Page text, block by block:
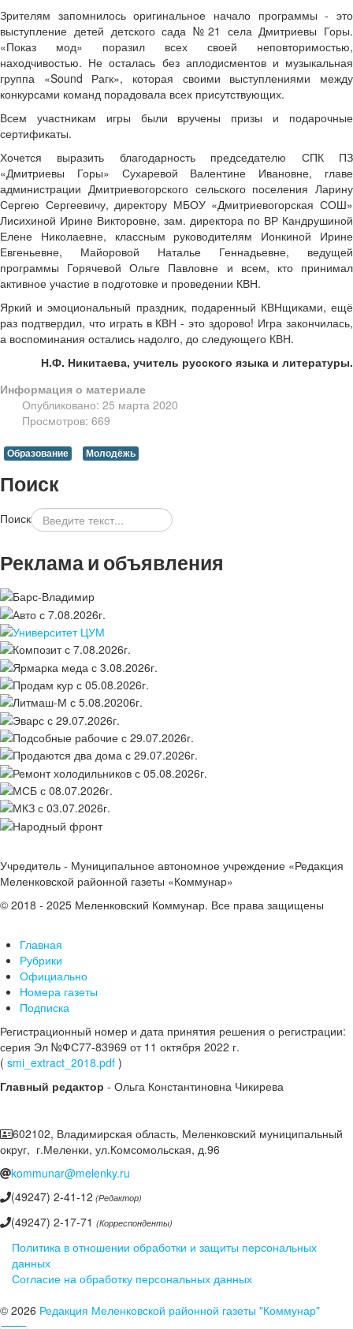
Зрителям запомнилось оригинальное начало программы - это
выступление детей детского сада №21 села Дмитриевы Горы.
«Показ мод» поразил всех своей неповторимостью,
находчивостью. Не осталась без аплодисментов и музыкальная
группа «Sound Рагк», которая своими выступлениями между
конкурсами команд порадовала всех присутствующих.
Всем участникам игры были вручены призы и подарочные
сертификаты.
Хочется выразить благодарность председателю СПК ПЗ
«Дмитриевы Горы» Сухаревой Валентине Ивановне, главе
администрации Дмитриевогорского сельского поселения Ларину
Сергею Сергеевичу, директору МБОУ «Дмитриевогорская СОШ»
Лисихиной Ирине Викторовне, зам. директора по ВР Кандрушиной
Елене Николаевне, классным руководителям Ионкиной Ирине
Евгеньевне, Майоровой Наталье Геннадьевне, ведущей
программы Горячевой Ольге Павловне и всем, кто принимал
активное участие в подготовке и проведении КВН.
Яркий и эмоциональный праздник, подаренный КВНщиками, ещё
раз подтвердил, что играть в КВН - это здорово! Игра закончилась,
а воспоминания остались надолго, до следующего КВН.
Н.Ф. Никитаева, учитель русского языка и литературы.
Информация о материале
Опубликовано: 25 марта 2020
Просмотров: 669
Образование Молодёжь
Поиск
Поиск
Реклама и объявления
Учредитель - Муниципальное автономное учреждение «Редакция
Меленковской районной газеты «Коммунар»
© 2018 - 2025 Меленковский Коммунар. Все права защищены
Главная
Рубрики
Официально
Номера газеты
Подписка
Регистрационный номер и дата принятия решения о регистрации:
серия Эл №ФС77-83969 от 11 октября 2022 г.
( smi_extract_2018.pdf )
Главный редактор - Ольга Константиновна Чикирева
602102, Владимирская область, Меленковский муниципальный
округ, г.Меленки, ул.Комсомольская, д.96
kommunar@melenky.ru
(49247) 2-41-12 (Редактор)
(49247) 2-17-71 (Корреспонденты)
Политика в отношении обработки и защиты персональных
данных
Согласие на обработку персональных данных
© 2026 Редакция Меленковской районной газеты "Коммунар"